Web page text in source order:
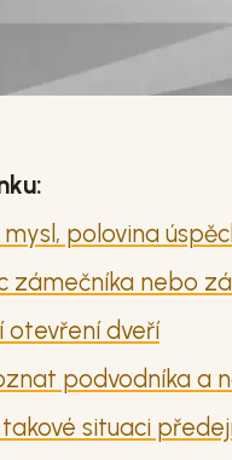
mysl, polovina
zámečníka nebo
otevření dveří
podvodníka a
situaci